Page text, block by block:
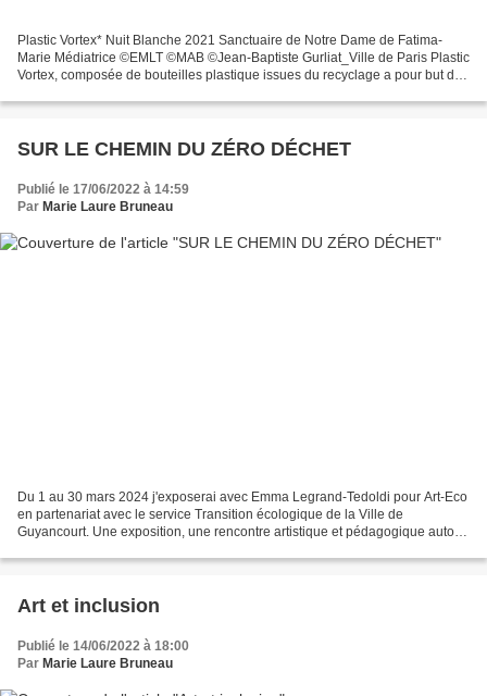
Plastic Vortex* Nuit Blanche 2021 Sanctuaire de Notre Dame de Fatima-
Marie Médiatrice ©EMLT ©MAB ©Jean-Baptiste Gurliat_Ville de Paris Plastic
Vortex, composée de bouteilles plastique issues du recyclage a pour but de
SUR LE CHEMIN DU ZÉRO DÉCHET
Publié le 17/06/2022 à 14:59
Par Marie Laure Bruneau
Du 1 au 30 mars 2024 j'exposerai avec Emma Legrand-Tedoldi pour Art-Eco
en partenariat avec le service Transition écologique de la Ville de
Guyancourt. Une exposition, une rencontre artistique et pédagogique autour
Art et inclusion
Publié le 14/06/2022 à 18:00
Par Marie Laure Bruneau